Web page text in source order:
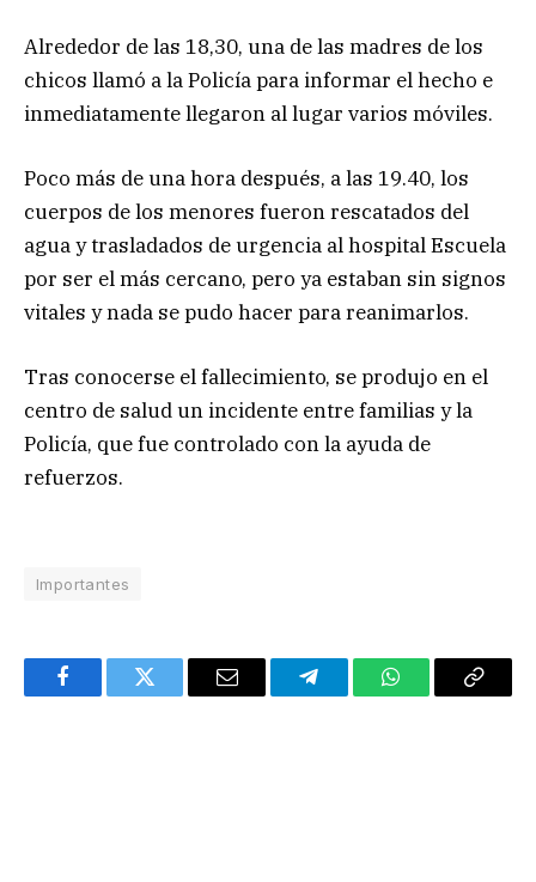
Alrededor de las 18,30, una de las madres de los
chicos llamó a la Policía para informar el hecho e
inmediatamente llegaron al lugar varios móviles.
Poco más de una hora después, a las 19.40, los
cuerpos de los menores fueron rescatados del
agua y trasladados de urgencia al hospital Escuela
por ser el más cercano, pero ya estaban sin signos
vitales y nada se pudo hacer para reanimarlos.
Tras conocerse el fallecimiento, se produjo en el
centro de salud un incidente entre familias y la
Policía, que fue controlado con la ayuda de
refuerzos.
Importantes
FacebookTwitter Email TelegramWhatsAppCopy